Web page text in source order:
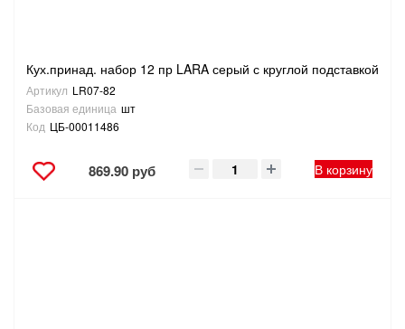
Кух.принад. набор 12 пр LARA серый с круглой подставкой
Артикул LR07-82
Базовая единица шт
Код ЦБ-00011486
869.90 руб В корзину